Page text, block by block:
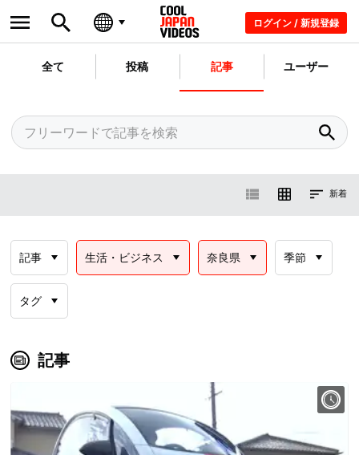
ログイン / 新規登録
全て 投稿 記事 ユーザー
新着
記事 生活・ビジネス 奈良県 季節
タグ
記事